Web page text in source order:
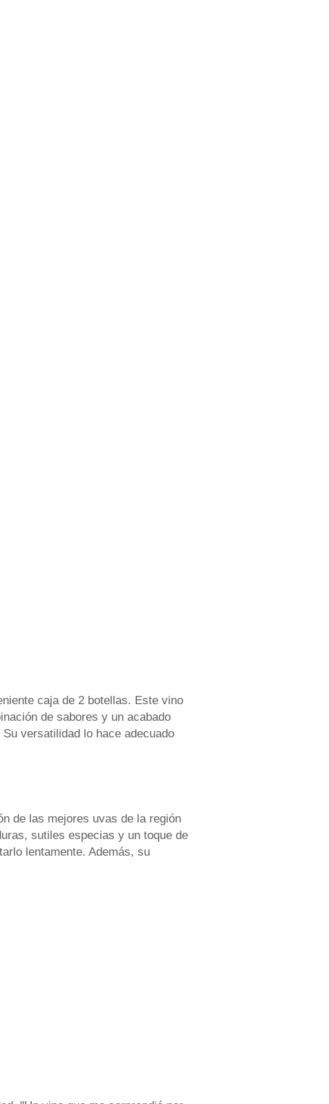
caja de 2 botellas. Este vino
de sabores y un acabado
versatilidad lo hace adecuado
de las mejores uvas de la región
sutiles especias y un toque de
lentamente. Además, su